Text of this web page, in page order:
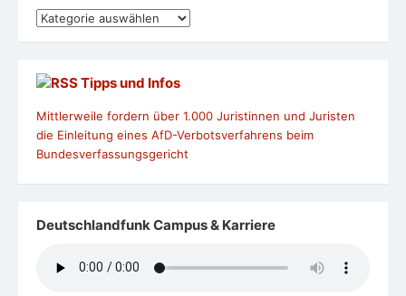
Kategorien
Tipps und Infos
Mittlerweile fordern über 1.000 Juristinnen und Juristen
die Einleitung eines AfD-Verbotsverfahrens beim
Bundesverfassungsgericht
Deutschlandfunk Campus & Karriere